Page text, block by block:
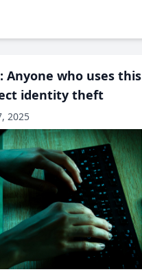
Anyone who uses this
identity theft
2025